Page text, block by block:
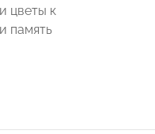
цветы к
память